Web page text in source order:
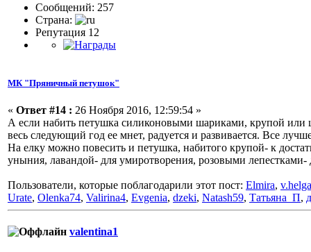
Сообщений: 257
Страна:
Репутация 12
МК "Пряничный петушок"
« Ответ #14 : 26 Ноября 2016, 12:59:54 »
А если набить петушка силиконовыми шариками, крупой или
весь следующий год ее мнет, радуется и развивается. Все
На елку можно повесить и петушка, набитого крупой- к
уныния, лавандой- для умиротворения, розовыми лепестками-
Пользователи, которые поблагодарили этот пост: Elmira, v.helga
Urate, Olenka74, Valirina4, Evgenia, dzeki, Natash59, Татьяна_П,
valentina1